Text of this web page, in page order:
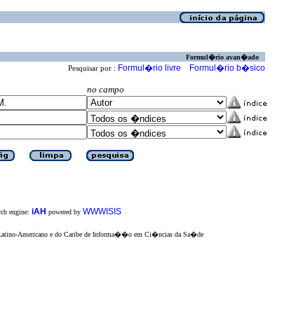
Formul�rio avan�ado
Pesquisar por : Formul�rio livre Formul�rio b�sico
no campo
engine: iAH powered by WWWISIS
Americano e do Caribe de Informa��o em Ci�ncias da Sa�de